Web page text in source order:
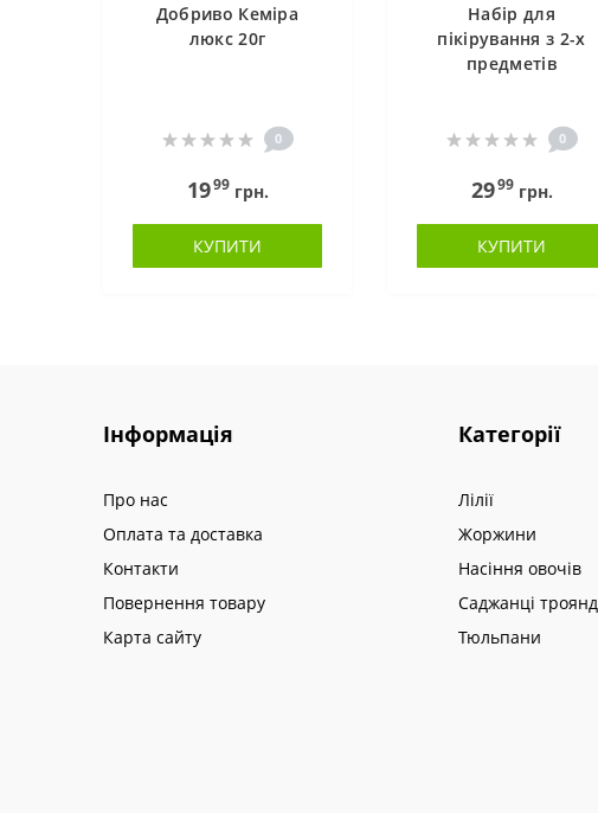
Добриво Кеміра
люкс 20г
0
1999грн.
КУПИТИ
Набір для
пікірування з 2-х
предметів
0
2999грн.
КУПИТИ
Інформація
Про нас
Оплата та доставка
Контакти
Повернення товару
Карта сайту
Категорії
Лілії
Жоржини
Насіння овочів
Саджанці троянд
Тюльпани